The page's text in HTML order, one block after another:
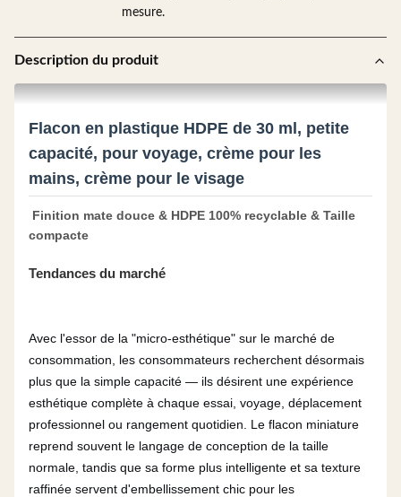
mesure.
Description du produit
Flacon en plastique HDPE de 30 ml, petite
capacité, pour voyage, crème pour les
mains, crème pour le visage
Finition mate douce & HDPE 100% recyclable & Taille
compacte
Tendances du marché
Avec l'essor de la "micro-esthétique" sur le marché de
consommation, les consommateurs recherchent désormais
plus que la simple capacité — ils désirent une expérience
esthétique complète à chaque essai, voyage, déplacement
professionnel ou rangement quotidien. Le flacon miniature
reprend souvent le langage de conception de la taille
normale, tandis que sa forme plus intelligente et sa texture
raffinée servent d'embellissement chic pour les